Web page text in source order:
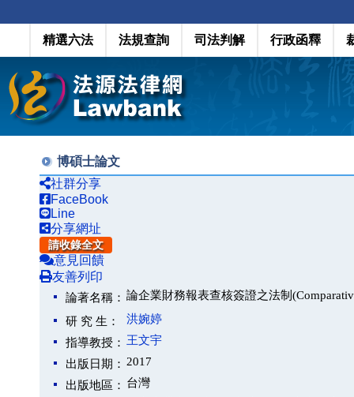
精選六法 法規查詢 司法判解 行政函釋
博碩士論文
社群分享
FaceBook
Line
分享網址
請收錄全文
意見回饋
友善列印
論著名稱： 論企業財務報表查核簽證之法制
研 究 生：
洪婉婷
指導教授： 王文宇
出版日期： 2017
出版地區： 台灣